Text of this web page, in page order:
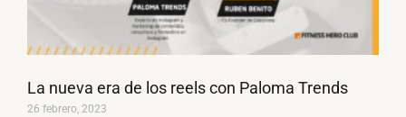
La nueva era de los reels con Paloma Trends
26 febrero, 2023